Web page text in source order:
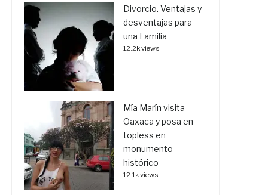
Divorcio. Ventajas y
desventajas para
una Familia
12.2k views
Mía Marín visita
Oaxaca y posa en
topless en
monumento
histórico
12.1k views